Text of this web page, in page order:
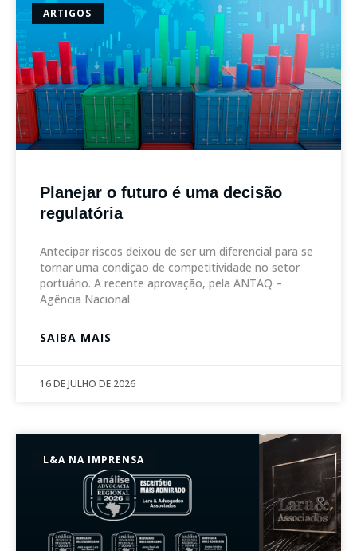
ARTIGOS
Planejar o futuro é uma decisão
regulatória
Antecipar riscos deixou de ser um diferencial para se
tornar uma condição de competitividade no setor
portuário. A recente aprovação, pela ANTAQ –
Agência Nacional
SAIBA MAIS
16 DE JULHO DE 2026
L&A NA IMPRENSA